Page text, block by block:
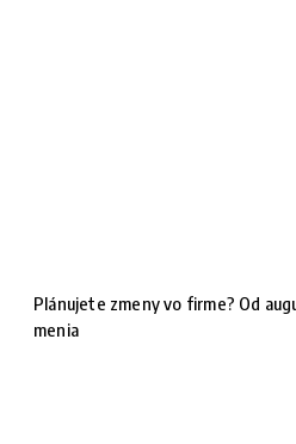
Plánujete zmeny vo firme? Od
menia